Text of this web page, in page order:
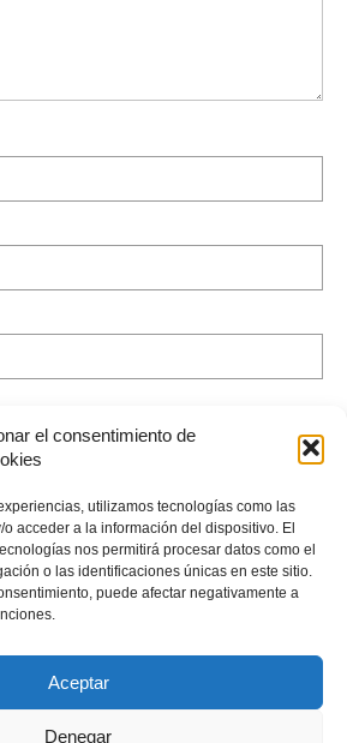
el consentimiento de
utilizamos tecnologías como las
acceder a la información del dispositivo. El
nos permitirá procesar datos como el
o las identificaciones únicas en este sitio.
puede afectar negativamente a
Aceptar
Denegar
tus comentarios.